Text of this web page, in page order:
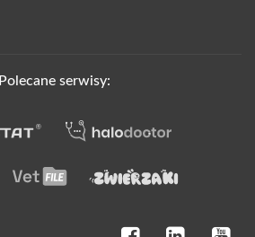
Polecane serwisy: